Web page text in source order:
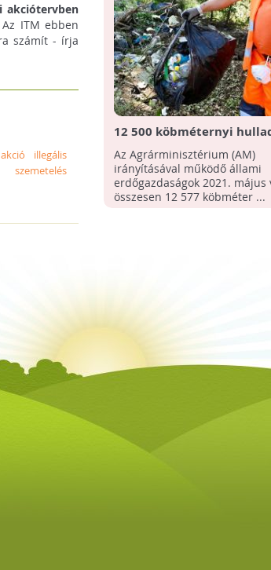
Az ITM ebben
számít - írja
illegális
szemetelés
12 500 köbméternyi
szállítottak el az erdőkből
Az Agrárminisztérium (AM)
irányításával működő állami
erdőgazdaságok 2021. május
összesen 12 577 köbméter ...